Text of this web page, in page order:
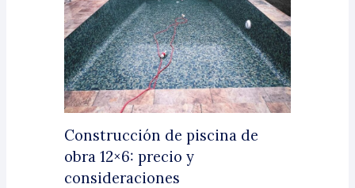
Construcción de piscina de
obra 12×6: precio y
consideraciones